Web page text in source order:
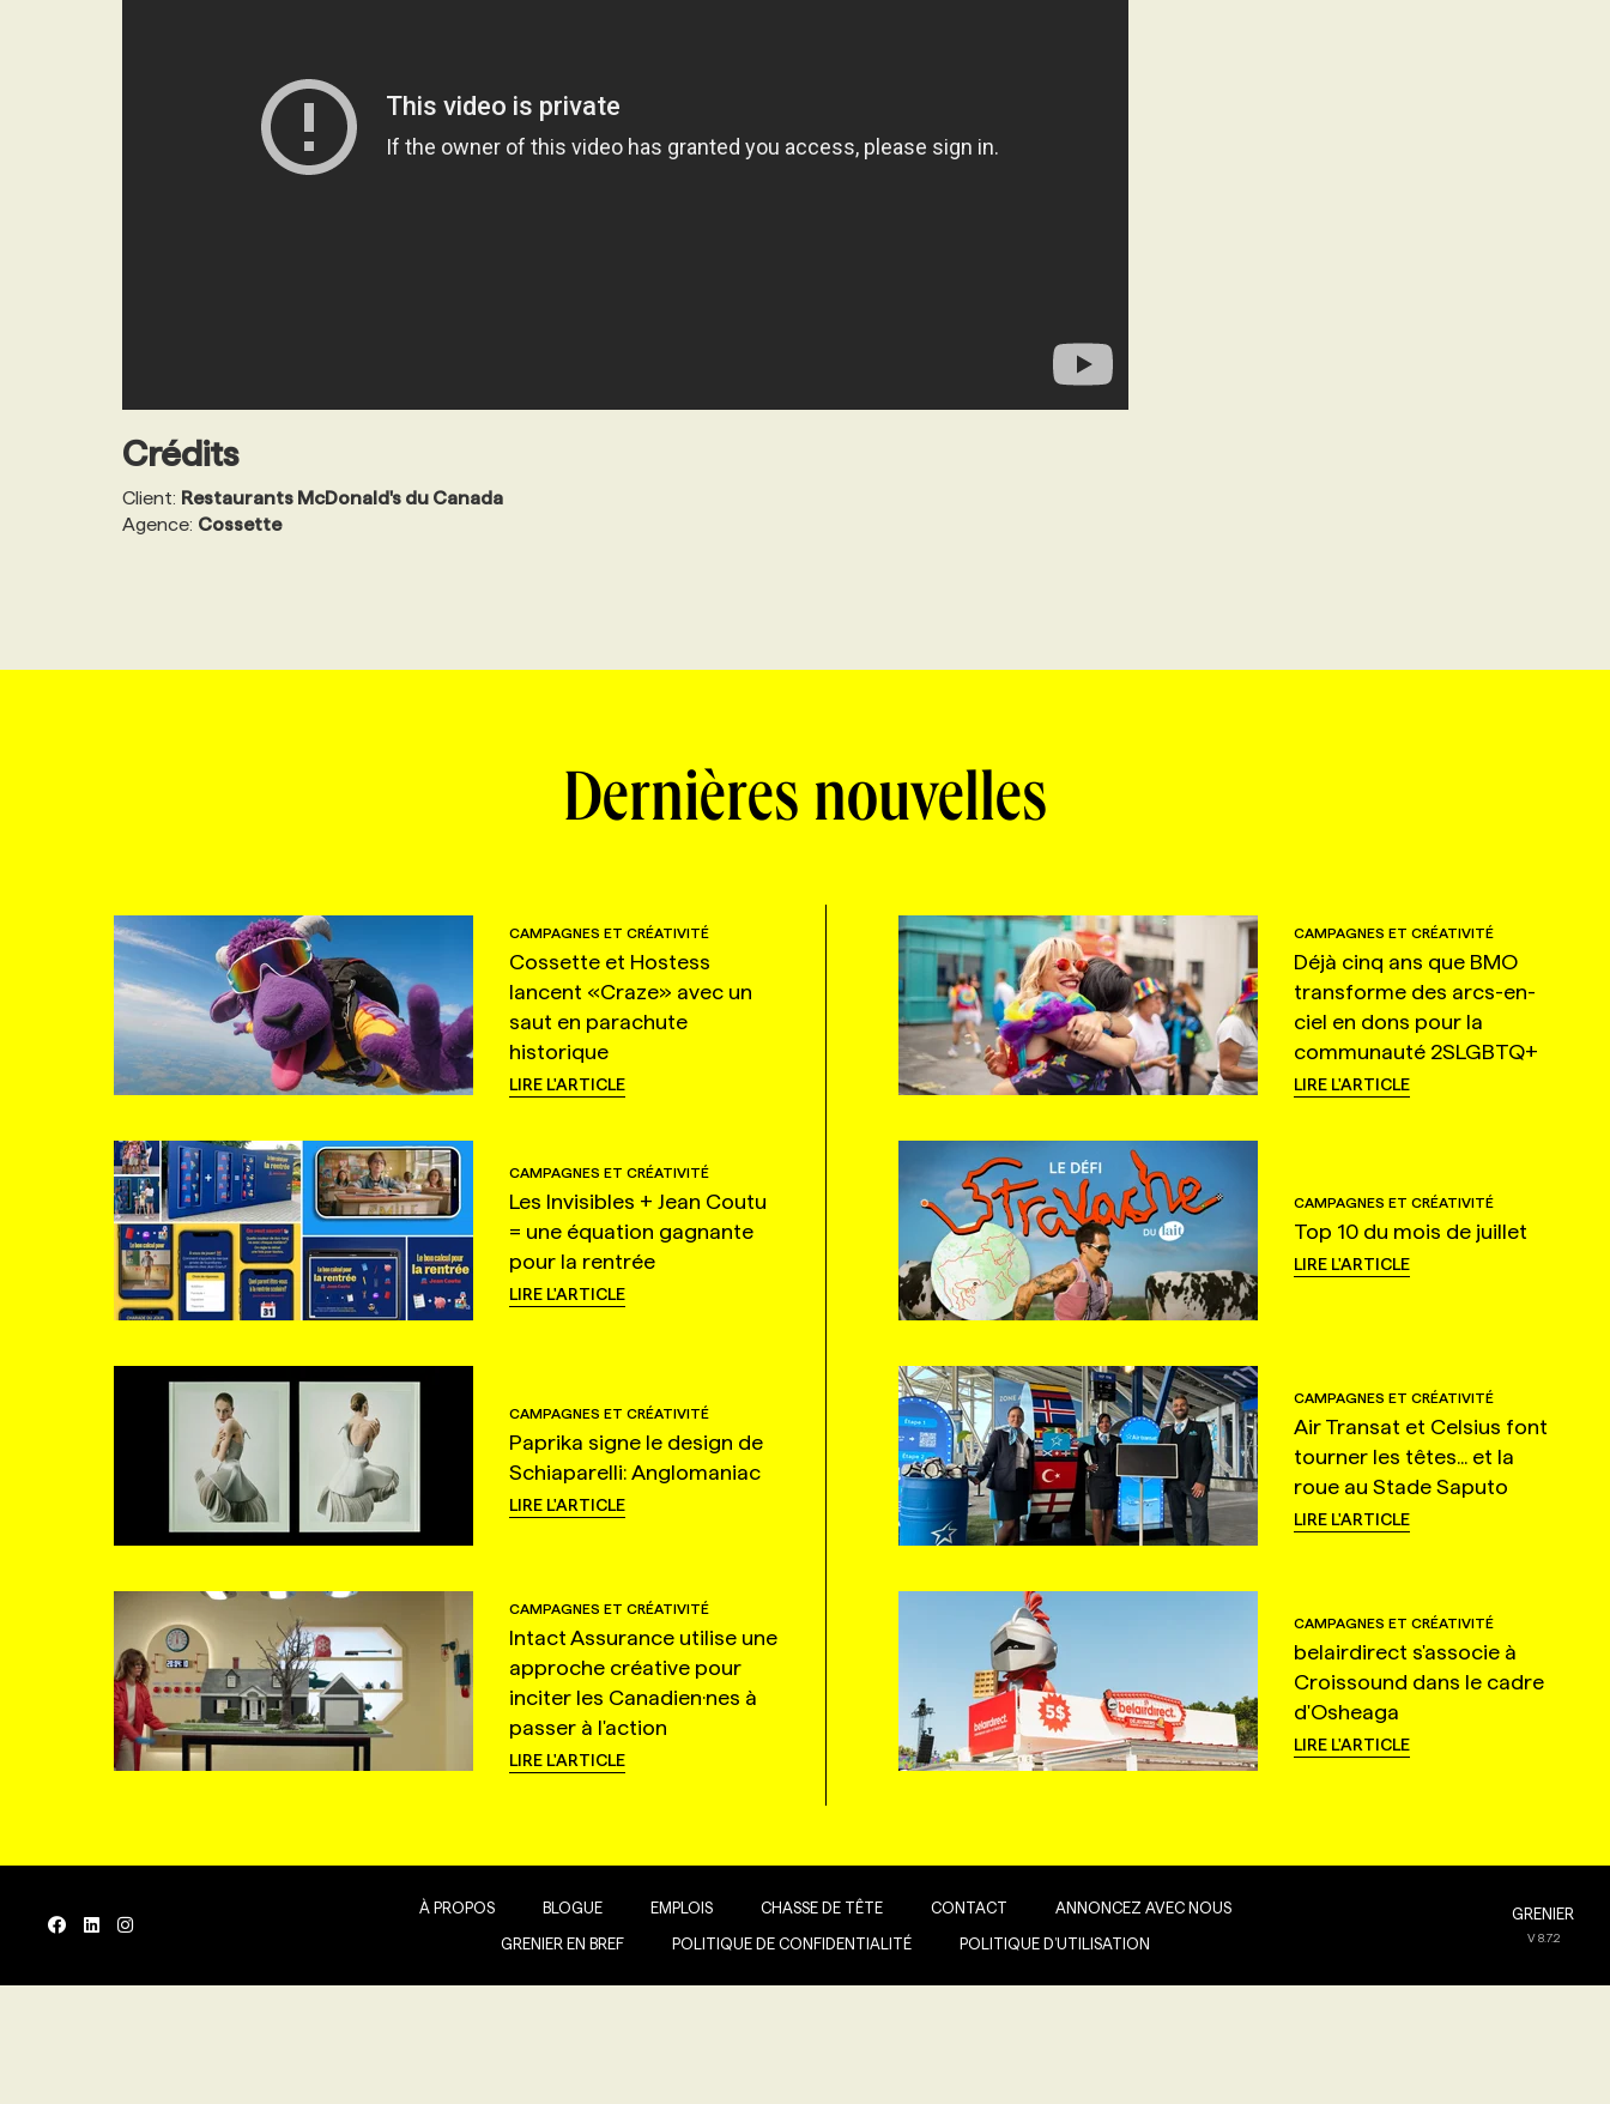
Crédits
Client: Restaurants McDonald's du Canada
Agence: Cossette
Dernières nouvelles
CAMPAGNES ET CRÉATIVITÉ
Cossette et Hostess
lancent «Craze» avec un
saut en parachute
historique
LIRE L'ARTICLE
CAMPAGNES ET CRÉATIVITÉ
Déjà cinq ans que BMO
transforme des arcs-en-
ciel en dons pour la
communauté 2SLGBTQ+
LIRE L'ARTICLE
CAMPAGNES ET CRÉATIVITÉ
Les Invisibles + Jean Coutu
= une équation gagnante
pour la rentrée
LIRE L'ARTICLE
CAMPAGNES ET CRÉATIVITÉ
Top 10 du mois de juillet
LIRE L'ARTICLE
CAMPAGNES ET CRÉATIVITÉ
Paprika signe le design de
Schiaparelli: Anglomaniac
LIRE L'ARTICLE
CAMPAGNES ET CRÉATIVITÉ
Air Transat et Celsius font
tourner les têtes... et la
roue au Stade Saputo
LIRE L'ARTICLE
CAMPAGNES ET CRÉATIVITÉ
Intact Assurance utilise une
approche créative pour
inciter les Canadien·nes à
passer à l'action
LIRE L'ARTICLE
CAMPAGNES ET CRÉATIVITÉ
belairdirect s'associe à
Croissound dans le cadre
d'Osheaga
LIRE L'ARTICLE
À PROPOS BLOGUE EMPLOIS CHASSE DE TÊTE CONTACT ANNONCEZ AVEC NOUS
GRENIER EN BREF POLITIQUE DE CONFIDENTIALITÉ POLITIQUE D’UTILISATION
GRENIER
V8.7.2